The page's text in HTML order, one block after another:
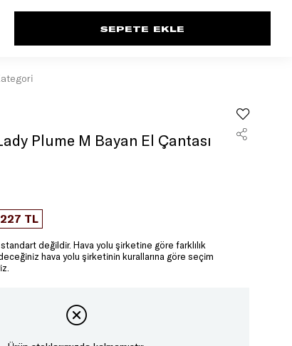
Plume M Bayan El Çantası
227 TL
değildir. Hava yolu şirketine göre farklılık
hava yolu şirketinin kurallarına göre seçim